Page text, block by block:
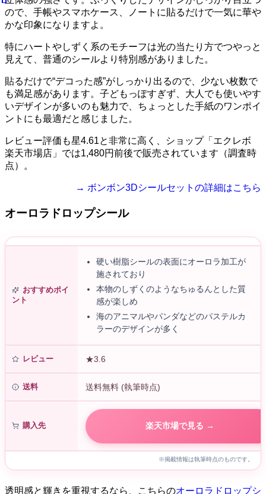
ので、手帳やスマホケース、ノートに貼るだけで一気に華や
かな印象になりますよ。
特にハートやしずく系のモチーフは光の当たり方でつやっと
見えて、普通のシールより特別感がありました。
貼るだけで“デコった感”がしっかり出るので、少ない枚数で
も満足感があります。子どもっぽすぎず、大人でも使いやす
いデザインが多いのも魅力で、ちょっとした手紙のワンポイ
ントにも最適だと感じました。
レビュー評価も星4.61と非常に高く、ショップ「エクレボ
楽天市場店」では1,480円前後で販売されています（調査時
点）。
→ ボンボン3Dシールセットの詳細はこちら
オーロラドロップシール
おすすめポイ
ント
硬い樹脂シールの表面にオーロラ加工が
施されており
本物のしずくのようなちゅるんとした質
感が楽しめ
海のアニマルやパンダなどのパステルカ
ラーのデザインが多く
レビュー ★3.6
送料 送料無料 (執筆時点)
購入先 楽天市場で見る →
※掲載情報は執筆時点のものです。
透明感と輝きを重視するなら、こちらのオーロラドロップシ